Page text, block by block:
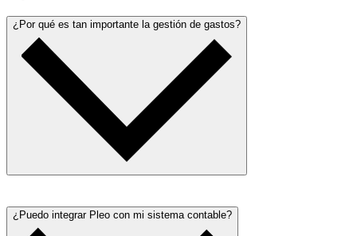
¿Por qué es tan importante la gestión de gastos?
los gastos de los empleados cumplen con las políticas de tu empresa
y no sobrepasan los límites establecidos. Los sistemas para
¿Puedo integrar Pleo con mi sistema contable?